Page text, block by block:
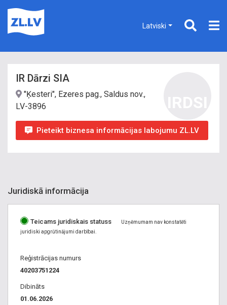
Latviski
IR Dārzi SIA
"Ķesteri", Ezeres pag., Saldus nov.,
LV-3896
Pieteikt biznesa informācijas labojumu ZL.LV
Juridiskā informācija
Teicams juridiskais statuss
Uzņēmumam nav konstatēti
juridiski apgrūtinājumi darbībai.
Reģistrācijas numurs
40203751224
Dibināts
01.06.2026